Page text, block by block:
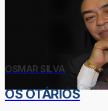
OSMAR SILVA
OS OTÁRIOS